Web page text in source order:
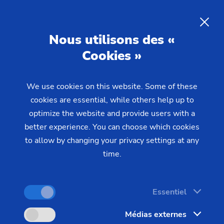
Produits & Services
Machines
Machines ECM / PECM
PTS 2500
Nous utilisons des «
Cookies »
We use cookies on this website. Some of these
cookies are essential, while others help up to
optimize the website and provide users with a
better experience. You can choose which cookies
to allow by changing your privacy settings at any
time.
Essentiel
Médias externes